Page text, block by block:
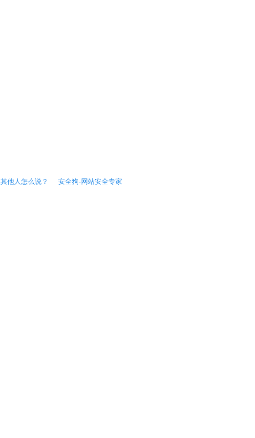
其他人怎么说？ 安全狗-网站安全专家